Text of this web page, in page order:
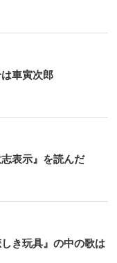
車寅次郎
表示』を読んだ
き玩具』の中の歌は